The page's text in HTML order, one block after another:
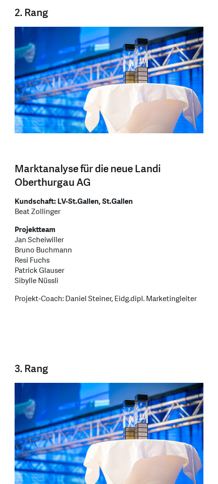
2. Rang
Marktanalyse für die neue Landi
Oberthurgau AG
Kundschaft: LV-St.Gallen, St.Gallen
Beat Zollinger
Projektteam
Jan Scheiwiller
Bruno Buchmann
Resi Fuchs
Patrick Glauser
Sibylle Nüssli
Projekt-Coach: Daniel Steiner, Eidg.dipl. Marketingleiter
3. Rang